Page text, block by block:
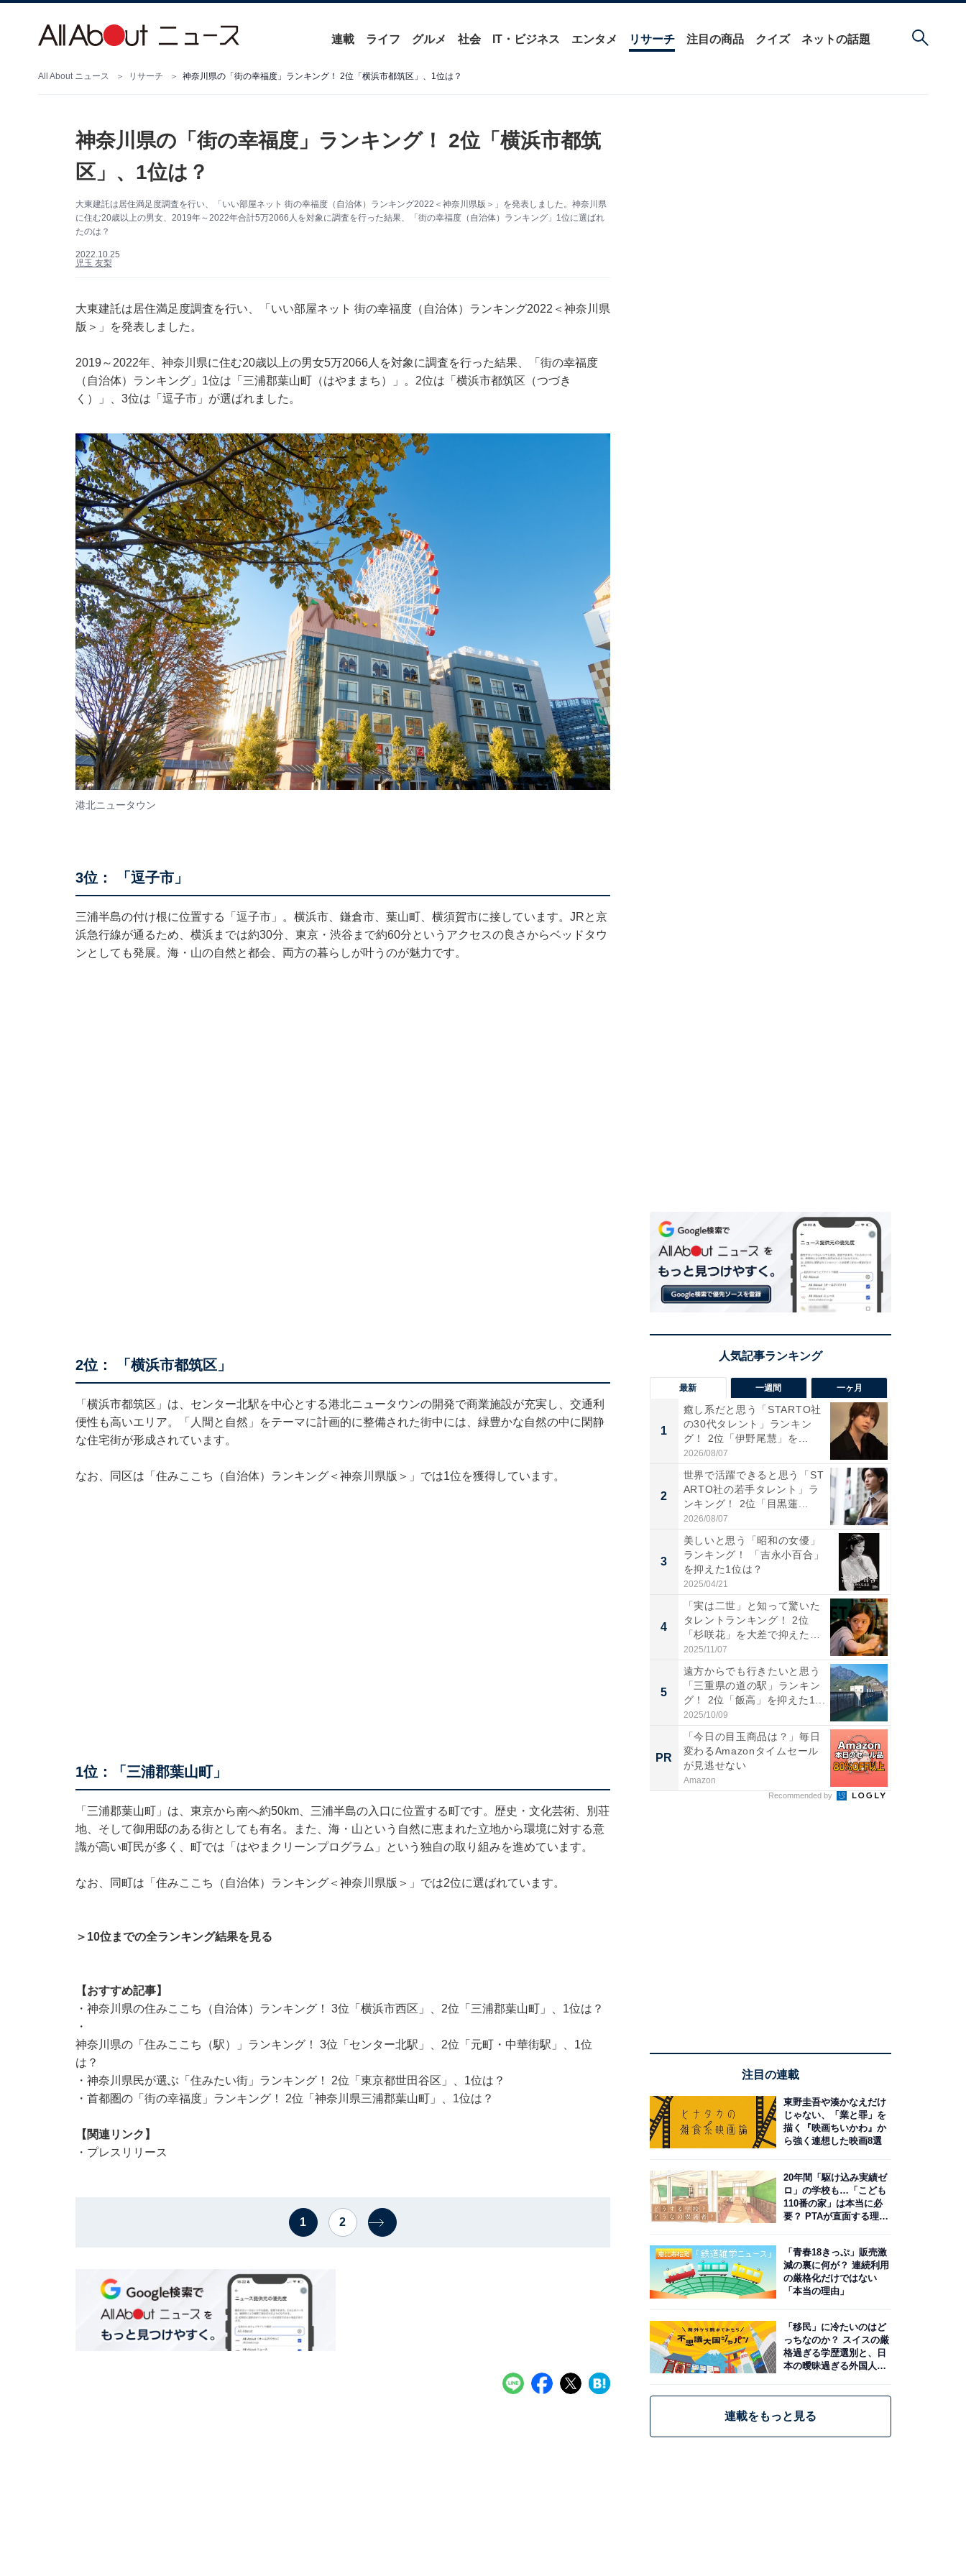
連載 ライフ グルメ 社会 IT・ビジネス エンタメ リサーチ 注目の商品 クイズ ネットの話題
All About ニュース リサーチ 神奈川県の「街の幸福度」ランキング！ 2位「横浜市都筑区」、1位は？
神奈川県の「街の幸福度」ランキング！ 2位「横浜市都筑
区」、1位は？
大東建託は居住満足度調査を行い、「いい部屋ネット 街の幸福度（自治体）ランキング2022＜神奈川県版＞」を発表しました。神奈川県
に住む20歳以上の男女、2019年～2022年合計5万2066人を対象に調査を行った結果、「街の幸福度（自治体）ランキング」1位に選ばれ
たのは？
2022.10.25
児玉 友梨
大東建託は居住満足度調査を行い、「いい部屋ネット 街の幸福度（自治体）ランキング2022＜神奈川県
版＞」を発表しました。
2019～2022年、神奈川県に住む20歳以上の男女5万2066人を対象に調査を行った結果、「街の幸福度
（自治体）ランキング」1位は「三浦郡葉山町（はやままち）」。2位は「横浜市都筑区（つづき
く）」、3位は「逗子市」が選ばれました。
港北ニュータウン
3位： 「逗子市」
三浦半島の付け根に位置する「逗子市」。横浜市、鎌倉市、葉山町、横須賀市に接しています。JRと京
浜急行線が通るため、横浜までは約30分、東京・渋谷まで約60分というアクセスの良さからベッドタウ
ンとしても発展。海・山の自然と都会、両方の暮らしが叶うのが魅力です。
2位： 「横浜市都筑区」
「横浜市都筑区」は、センター北駅を中心とする港北ニュータウンの開発で商業施設が充実し、交通利
便性も高いエリア。「人間と自然」をテーマに計画的に整備された街中には、緑豊かな自然の中に閑静
な住宅街が形成されています。
なお、同区は「住みここち（自治体）ランキング＜神奈川県版＞」では1位を獲得しています。
1位：「三浦郡葉山町」
「三浦郡葉山町」は、東京から南へ約50km、三浦半島の入口に位置する町です。歴史・文化芸術、別荘
地、そして御用邸のある街としても有名。また、海・山という自然に恵まれた立地から環境に対する意
識が高い町民が多く、町では「はやまクリーンプログラム」という独自の取り組みを進めています。
なお、同町は「住みここち（自治体）ランキング＜神奈川県版＞」では2位に選ばれています。
＞10位までの全ランキング結果を見る
【おすすめ記事】
・ 神奈川県の住みここち（自治体）ランキング！ 3位「横浜市西区」、2位「三浦郡葉山町」、1位は？
・
神奈川県の「住みここち（駅）」ランキング！ 3位「センター北駅」、2位「元町・中華街駅」、1位
は？
・ 神奈川県民が選ぶ「住みたい街」ランキング！ 2位「東京都世田谷区」、1位は？
・ 首都圏の「街の幸福度」ランキング！ 2位「神奈川県三浦郡葉山町」、1位は？
【関連リンク】
・ プレスリリース
1 2
最新 一週間 一ヶ月
1
癒し系だと思う「STARTO社
の30代タレント」ランキン
グ！ 2位「伊野尾慧」を...
2026/08/07
2
世界で活躍できると思う「ST
ARTO社の若手タレント」ラ
ンキング！ 2位「目黒蓮...
2026/08/07
3
美しいと思う「昭和の女優」
ランキング！ 「吉永小百合」
を抑えた1位は？
2025/04/21
4
「実は二世」と知って驚いた
タレントランキング！ 2位
「杉咲花」を大差で抑えた1
位...
2025/11/07
5
遠方からでも行きたいと思う
「三重県の道の駅」ランキン
グ！ 2位「飯高」を抑えた1...
2025/10/09
PR
「今日の目玉商品は？」毎日
変わるAmazonタイムセール
が見逃せない
Amazon
Recommended by
注目の連載
東野圭吾や湊かなえだけ
じゃない、「業と罪」を
描く『映画ちいかわ』か
ら強く連想した映画8選
20年間「駆け込み実績ゼ
ロ」の学校も…「こども
110番の家」は本当に必
要？ PTAが直面する理想
「青春18きっぷ」販売激
減の裏に何が？ 連続利用
の厳格化だけではない
「本当の理由」
「移民」に冷たいのはど
っちなのか？ スイスの厳
格過ぎる学歴選別と、日
本の曖昧過ぎる外国人政
連載をもっと見る